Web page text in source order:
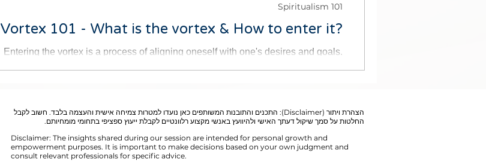
Vortex 101 - What is the vortex & How to enter it?
Entering the vortex is a process of aligning oneself with one's desires and goals.
Spiritualism 101
הצהרת ויתור (Disclaimer): התכנים והתובנות המשותפים כאן נועדו למטרות צמיחה אישית והעצמה בלבד. חשוב לקבל
החלטות על סמך שיקול דעתך האישי ולהיוועץ באנשי מקצוע רלוונטיים לקבלת ייעוץ ספציפי בתחומי מומחיותם.
Disclaimer: The insights shared during our session are intended for personal growth and
empowerment purposes. It is important to make decisions based on your own judgment and
consult relevant professionals for specific advice.